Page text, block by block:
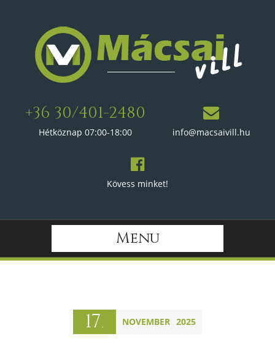
+36 30/401-2480
Hétköznap 07:00-18:00 info@macsaivill.hu
Kövess minket!
Menu
17. NOVEMBER 2025